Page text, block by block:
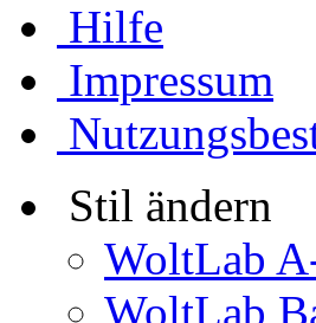
Hilfe
Impressum
Stil ändern
WoltLab
WoltLab